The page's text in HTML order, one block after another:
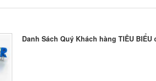
Danh Sách Quý Khách hàng TIÊU